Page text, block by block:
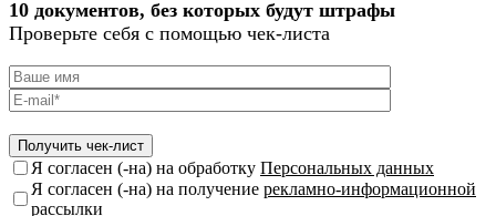
10 документов, без которых будут штрафы
Проверьте себя с помощью чек-листа
Я согласен (-на) на обработку Персональных данных
Я согласен (-на) на получение рекламно-информационной
рассылки